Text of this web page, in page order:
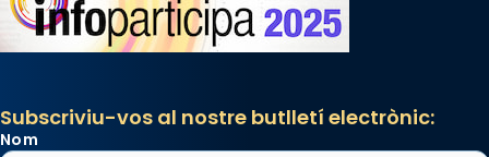
Subscriviu-vos al nostre butlletí electrònic:
Nom